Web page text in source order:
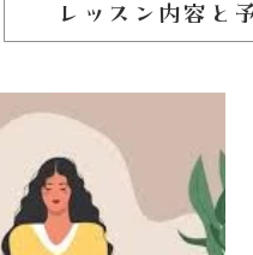
レッスン内容と